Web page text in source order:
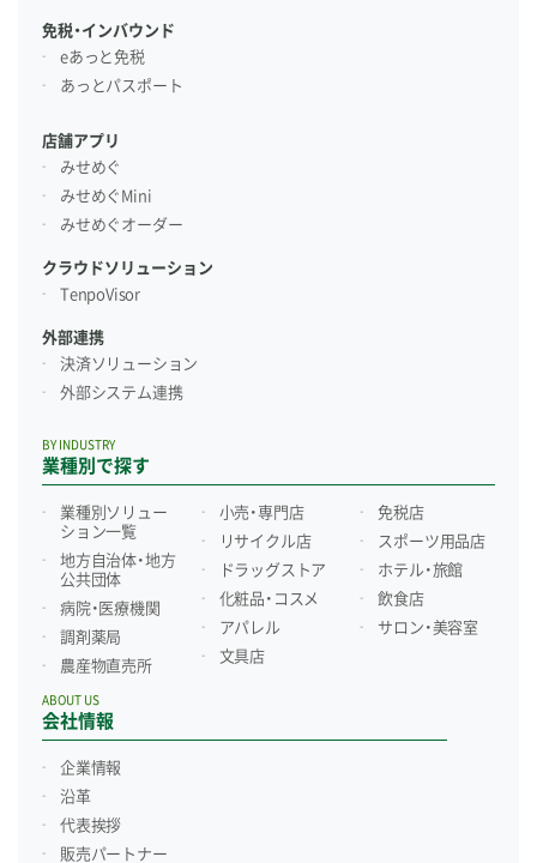
免税・インバウンド
eあっと免税
あっとパスポート
店舗アプリ
みせめぐ
みせめぐMini
みせめぐオーダー
クラウドソリューション
TenpoVisor
外部連携
決済ソリューション
外部システム連携
業種別で探す
BY INDUSTRY
業種別ソリュー
ション一覧
地方自治体・地方
公共団体
病院・医療機関
調剤薬局
農産物直売所
小売・専門店
リサイクル店
ドラッグストア
化粧品・コスメ
アパレル
文具店
免税店
スポーツ用品店
ホテル・旅館
飲食店
サロン・美容室
会社情報
ABOUT US
企業情報
沿革
代表挨拶
販売パートナー